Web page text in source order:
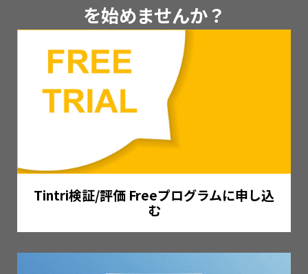
を始めませんか？
Tintri検証/評価 Freeプログラムに申し込
む